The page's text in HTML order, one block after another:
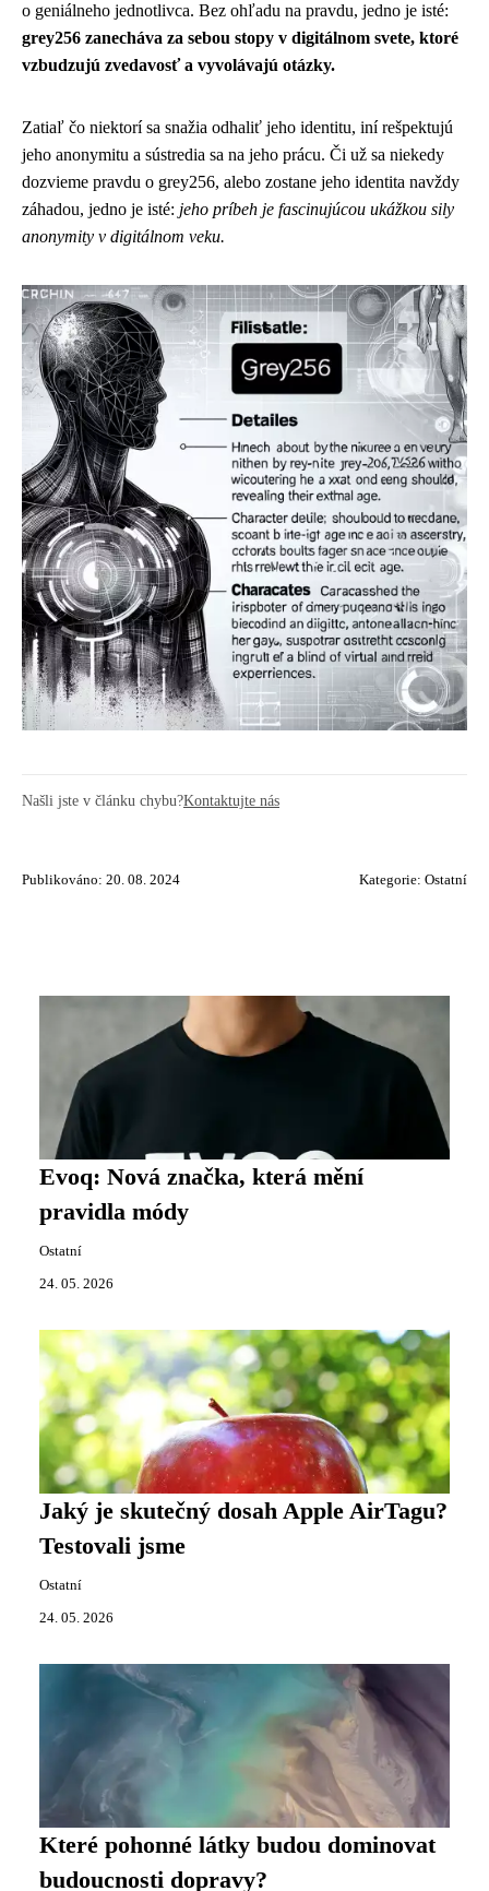
o geniálneho jednotlivca. Bez ohľadu na pravdu, jedno je isté:
grey256 zanecháva za sebou stopy v digitálnom svete, ktoré
vzbudzujú zvedavosť a vyvolávajú otázky.
Zatiaľ čo niektorí sa snažia odhaliť jeho identitu, iní rešpektujú
jeho anonymitu a sústredia sa na jeho prácu. Či už sa niekedy
dozvieme pravdu o grey256, alebo zostane jeho identita navždy
záhadou, jedno je isté: jeho príbeh je fascinujúcou ukážkou sily
anonymity v digitálnom veku.
Našli jste v článku chybu?Kontaktujte nás
Publikováno: 20. 08. 2024 Kategorie: Ostatní
Evoq: Nová značka, která mění
pravidla módy
Ostatní
24. 05. 2026
Jaký je skutečný dosah Apple AirTagu?
Testovali jsme
Ostatní
24. 05. 2026
Které pohonné látky budou dominovat
budoucnosti dopravy?